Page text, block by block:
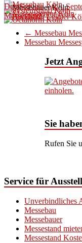
DeinService 6.
Messestand
← Messebau
Messebau
Jetzt
Sie
Rufen Sie
Service für
Unverbindliches
Messebau
Messebauer
Messestand
Messestand